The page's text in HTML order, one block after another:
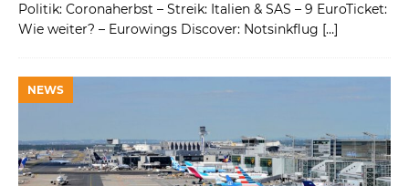
Politik: Coronaherbst – Streik: Italien & SAS – 9 EuroTicket:
Wie weiter? – Eurowings Discover: Notsinkflug […]
NEWS